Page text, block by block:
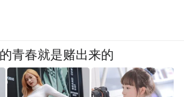
青春就是赌出来的